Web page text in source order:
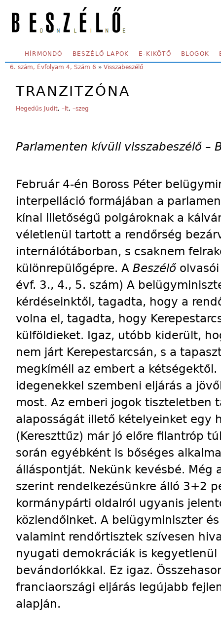
SECONDARY MENU
HÍRMONDÓ BESZÉLŐ LAPOK E-KIKÖTŐ BLOGOK
YOU ARE HERE:
6. szám, Évfolyam 4, Szám 6 » Visszabeszélő
TRANZITZÓNA
Hegedűs Judit, –lt, –szeg
Parlamenten kívüli visszabeszélő –
Február 4-én Boross Péter
interpelláció formájában a
kínai illetőségű polgároknak a
véletlenül tartott a rendőrség
internálótáborban, s csaknem
különrepülőgépre. A Beszélő
évf. 3., 4., 5. szám) A
kérdéseinktől, tagadta, hogy a
volna el, tagadta, hogy
külföldieket. Igaz, utóbb kiderült,
nem járt Kerepestarcsán, s a
megkíméli az embert a
idegenekkel szembeni eljárás a
most. Az emberi jogok tiszteletben
alaposságát illető kételyeinket egy
(Kereszttűz) már jó előre filantróp
során egyébként is bőséges
álláspontját. Nekünk kevésbé. Még
szerint rendelkezésünkre álló 3+2
kormánypárti oldalról ugyanis
közlendőinket. A belügyminiszter
valamint rendőrtisztek szívesen
nyugati demokráciák is kegyetlenül
bevándorlókkal. Ez igaz.
franciaországi eljárás legújabb
alapján.